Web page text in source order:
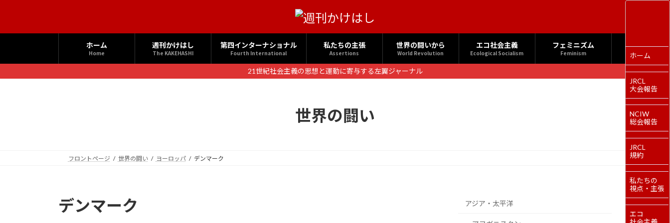
へ
ス
ョ
ン
ホーム
Home
週刊かけはし
The KAKEHASHI
第四インターナショナル
Fourth International
私たちの主張
Assertions
世界の闘いから
World Revolution
エコ社会主義
Ecological Socialism
フェミニズム
Feminism
21世紀社会主義の思想と運動に寄与する左翼ジャーナル
世界の闘い
フロントページ 世界の闘い ヨーロッパ デンマーク
デンマーク アジア・太平洋
ホーム
JRCL
大会報告
NCIW
総会報告
JRCL
規約
私たちの
視点・主張
エコ